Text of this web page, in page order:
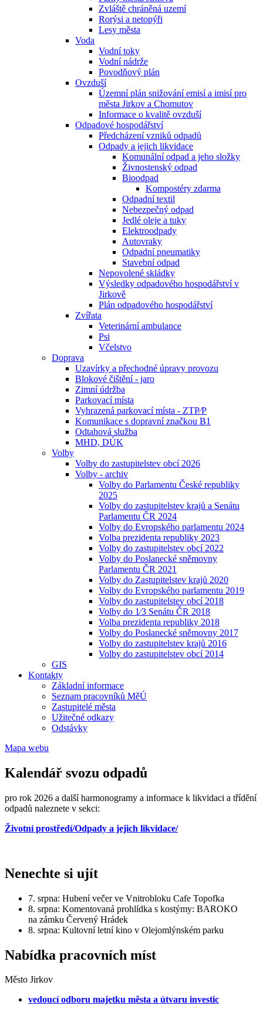
Zvláště chráněná uzemí
Rorýsi a netopýři
Lesy města
Voda
Vodní toky
Vodní nádrže
Povodňový plán
Ovzduší
Územní plán snižování emisí a imisí pro
města Jirkov a Chomutov
Informace o kvalitě ovzduší
Odpadové hospodářství
Předcházení vzniků odpadů
Odpady a jejich likvidace
Komunální odpad a jeho složky
Živnostenský odpad
Bioodpad
Kompostéry zdarma
Odpadní textil
Nebezpečný odpad
Jedlé oleje a tuky
Elektroodpady
Autovraky
Odpadní pneumatiky
Stavební odpad
Nepovolené skládky
Výsledky odpadového hospodářství v
Jirkově
Plán odpadového hospodářství
Zvířata
Veterinární ambulance
Psi
Včelstvo
Doprava
Uzavírky a přechodné úpravy provozu
Blokové čištění - jaro
Zimní údržba
Parkovací místa
Vyhrazená parkovací místa - ZTP⁄P
Komunikace s dopravní značkou B1
Odtahová služba
MHD, DÚK
Volby
Volby do zastupitelstev obcí 2026
Volby - archiv
Volby do Parlamentu České republiky
2025
Volby do zastupitelstev krajů a Senátu
Parlamentu ČR 2024
Volby do Evropského parlamentu 2024
Volba prezidenta republiky 2023
Volby do zastupitelstev obcí 2022
Volby do Poslanecké sněmovny
Parlamentu ČR 2021
Volby do Zastupitelstev krajů 2020
Volby do Evropského parlamentu 2019
Volby do zastupitelstev obcí 2018
Volby do 1⁄3 Senátu ČR 2018
Volba prezidenta republiky 2018
Volby do Poslanecké sněmovny 2017
Volby do zastupitelstev krajů 2016
Volby do zastupitelstev obcí 2014
GIS
Kontakty
Základní informace
Seznam pracovníků MěÚ
Zastupitelé města
Užitečné odkazy
Odstávky
Mapa webu
Kalendář svozu odpadů
pro rok 2026 a další harmonogramy a informace k likvidaci a třídění
odpadů naleznete v sekci:
Životní prostředí/Odpady a jejich likvidace/
Nenechte si ujít
7. srpna: Hubení večer ve Vnitrobloku Cafe Topofka
8. srpna: Komentovaná prohlídka s kostýmy: BAROKO
na zámku Červený Hrádek
8. srpna: Kultovní letní kino v Olejomlýnském parku
Nabídka pracovních míst
Město Jirkov
vedoucí odboru majetku města a útvaru investic